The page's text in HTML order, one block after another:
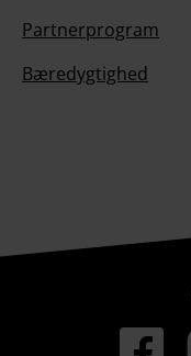
Partnerprogram
Bæredygtighed